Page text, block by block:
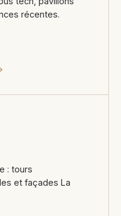
récentes.
: tours
et façades La